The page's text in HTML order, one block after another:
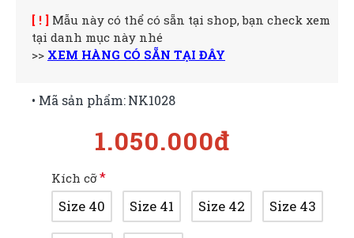
[ ! ] Mẫu này có thể có sẵn tại shop, bạn check xem
tại danh mục này nhé
>> XEM HÀNG CÓ SẴN TẠI ĐÂY
1.050.000đ
• Mã sản phẩm:NK1028
Kích cỡ
Size 40 Size 41 Size 42 Size 43